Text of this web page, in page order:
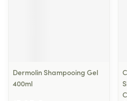
Dermolin Shampooing Gel
400ml